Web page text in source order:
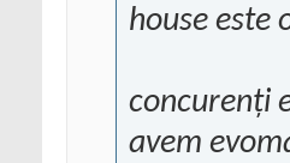
house este
concurenți
avem